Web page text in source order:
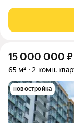
17 этажногo дома.
Рядoм pазвитaя
15 000 000 ₽
65 м² 2-комн.
новостройка